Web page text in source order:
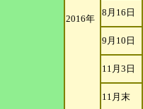
2016年
8月16日
9月10日
11月3日
11月末